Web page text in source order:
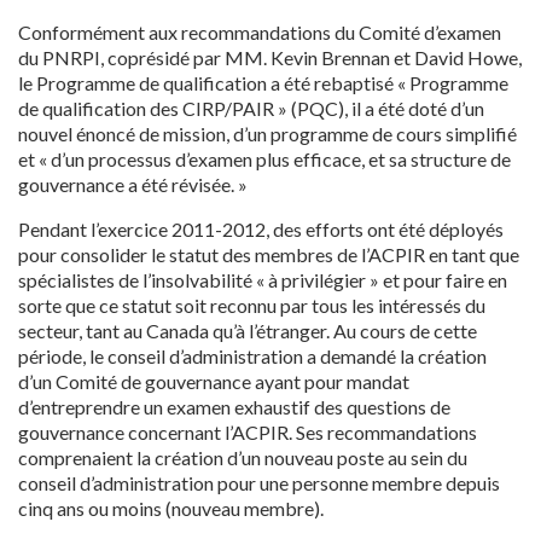
Conformément aux recommandations du Comité d’examen
du PNRPI, coprésidé par MM. Kevin Brennan et David Howe,
le Programme de qualification a été rebaptisé « Programme
de qualification des CIRP/PAIR » (PQC), il a été doté d’un
nouvel énoncé de mission, d’un programme de cours simplifié
et « d’un processus d’examen plus efficace, et sa structure de
gouvernance a été révisée. »
Pendant l’exercice 2011-2012, des efforts ont été déployés
pour consolider le statut des membres de l’ACPIR en tant que
spécialistes de l’insolvabilité « à privilégier » et pour faire en
sorte que ce statut soit reconnu par tous les intéressés du
secteur, tant au Canada qu’à l’étranger. Au cours de cette
période, le conseil d’administration a demandé la création
d’un Comité de gouvernance ayant pour mandat
d’entreprendre un examen exhaustif des questions de
gouvernance concernant l’ACPIR. Ses recommandations
comprenaient la création d’un nouveau poste au sein du
conseil d’administration pour une personne membre depuis
cinq ans ou moins (nouveau membre).